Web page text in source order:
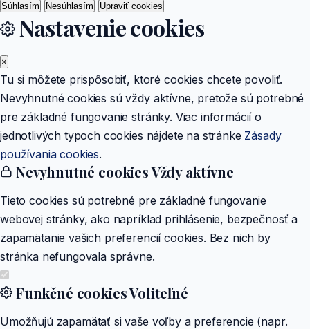
Súhlasím Nesúhlasím Upraviť cookies
Nastavenie cookies
×
Tu si môžete prispôsobiť, ktoré cookies chcete povoliť.
Nevyhnutné cookies sú vždy aktívne, pretože sú potrebné
pre základné fungovanie stránky. Viac informácií o
jednotlivých typoch cookies nájdete na stránke Zásady
používania cookies.
Nevyhnutné cookiesVždy aktívne
Tieto cookies sú potrebné pre základné fungovanie
webovej stránky, ako napríklad prihlásenie, bezpečnosť a
zapamätanie vašich preferencií cookies. Bez nich by
stránka nefungovala správne.
Funkčné cookiesVoliteľné
Umožňujú zapamätať si vaše voľby a preferencie (napr.